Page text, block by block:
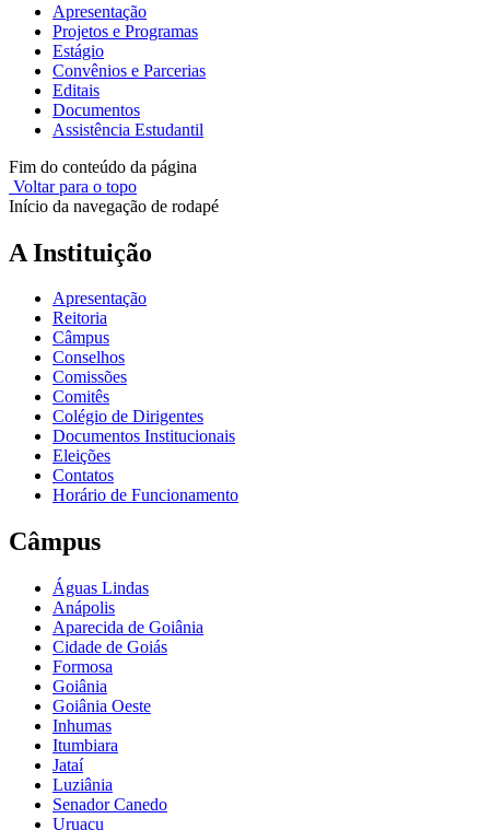
Apresentação
Projetos e Programas
Estágio
Convênios e Parcerias
Editais
Documentos
Assistência Estudantil
Fim do conteúdo da página
Voltar para o topo
Início da navegação de rodapé
A Instituição
Apresentação
Reitoria
Câmpus
Conselhos
Comissões
Comitês
Colégio de Dirigentes
Documentos Institucionais
Eleições
Contatos
Horário de Funcionamento
Câmpus
Águas Lindas
Anápolis
Aparecida de Goiânia
Cidade de Goiás
Formosa
Goiânia
Goiânia Oeste
Inhumas
Itumbiara
Jataí
Luziânia
Senador Canedo
Uruaçu